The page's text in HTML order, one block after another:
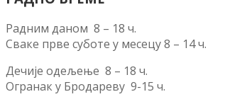
Радним даном 8 – 18 ч.
Сваке прве суботе у месецу 8 – 14 ч.
Дечије одељење 8 – 18 ч.
Огранак у Бродареву 9-15 ч.